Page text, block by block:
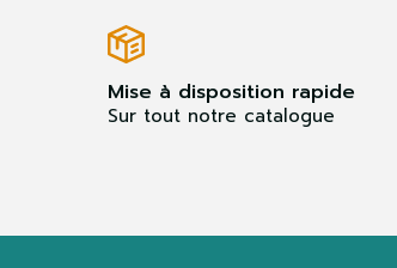
Mise à disposition rapide
Sur tout notre catalogue